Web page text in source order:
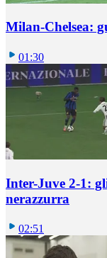
Milan-Chelsea:
01:30
Inter-Juve 2-1:
nerazzurra
02:51